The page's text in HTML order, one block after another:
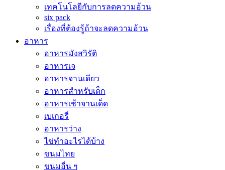
เทคโนโลยีกับการลดความอ้วน
six pack
เรื่องที่ต้องรู้ถ้าจะลดความอ้วน
อาหาร
อาหารมังสวิรัติ
อาหารเจ
อาหารจานเดียว
อาหารสำหรับเด็ก
อาหารเช้าจานเด็ด
เบเกอรี่
อาหารว่าง
ไข่ทำอะไรได้บ้าง
ขนมไทย
ขนมอื่น ๆ